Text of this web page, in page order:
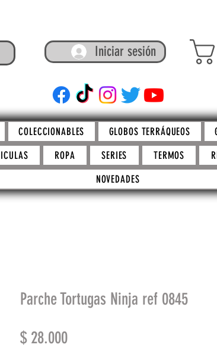
Iniciar sesión
ARTEFACTO STORE
COLECCIONABLES GLOBOS TERRÁQUEOS
ROPA SERIES TERMOS
NOVEDADES
Parche Tortugas Ninja ref 0845
$ 28.000Precio